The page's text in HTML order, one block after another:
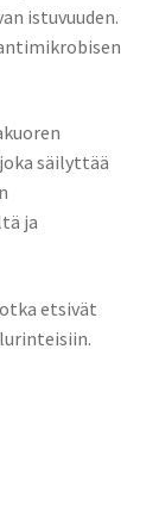
istuvuuden.
säilyttää
ja
etsivät